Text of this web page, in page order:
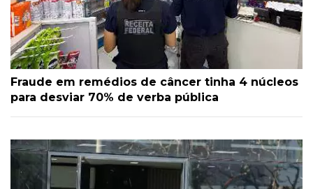
Fraude em remédios de câncer tinha 4 núcleos
para desviar 70% de verba pública